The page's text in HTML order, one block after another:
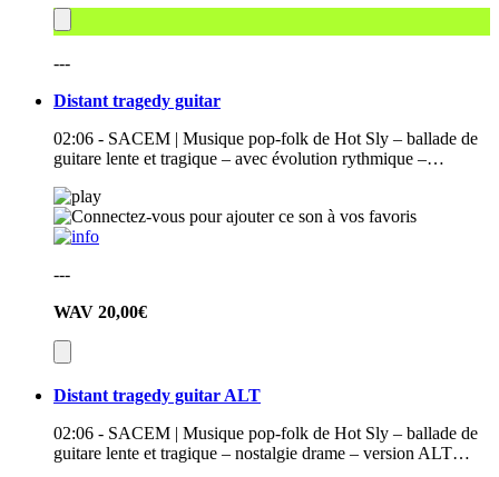
---
Distant tragedy guitar
02:06 - SACEM | Musique pop-folk de Hot Sly – ballade de
guitare lente et tragique – avec évolution rythmique –…
---
WAV 20,00€
Distant tragedy guitar ALT
02:06 - SACEM | Musique pop-folk de Hot Sly – ballade de
guitare lente et tragique – nostalgie drame – version ALT…